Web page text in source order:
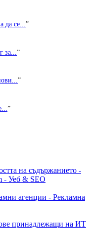
се... ”
”
”
”
на съдържанието -
- Уеб & SEO
агенции - Рекламна
принадлежащи на ИТ